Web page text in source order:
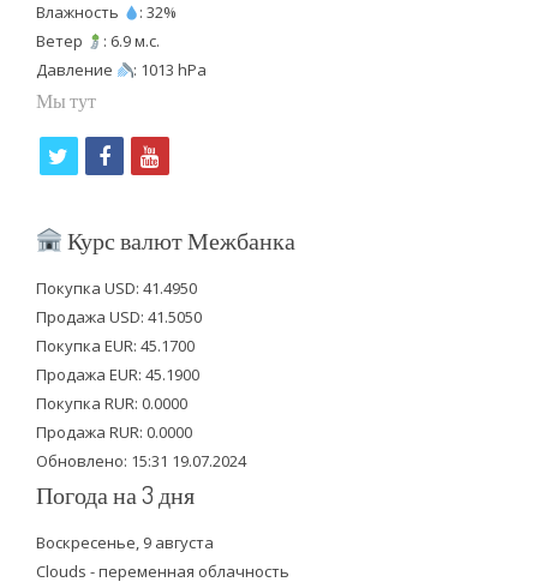
Влажность
: 32%
Ветер
: 6.9 м.с.
Давление
: 1013 hPa
Мы тут
i
t
e
r
f
c
b
o
o
k
y
u
u
b
e
Курс валют Межбанка
Покупка USD: 41.4950
Продажа USD: 41.5050
Покупка EUR: 45.1700
Продажа EUR: 45.1900
Покупка RUR: 0.0000
Продажа RUR: 0.0000
Обновлено: 15:31 19.07.2024
Погода на 3 дня
Воскресенье, 9 августа
Clouds - переменная облачность